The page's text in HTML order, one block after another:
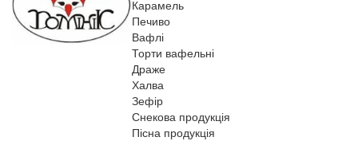
Карамель
Печиво
Вафлі
Торти вафельні
Драже
Халва
Зефір
Снекова продукція
Пісна продукція